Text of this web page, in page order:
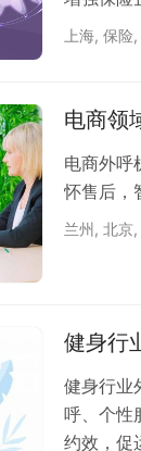
上海, 保险,
电商领
电商外呼
怀售后，
兰州, 北京,
健身行
健身行业
呼、个性
约效，促